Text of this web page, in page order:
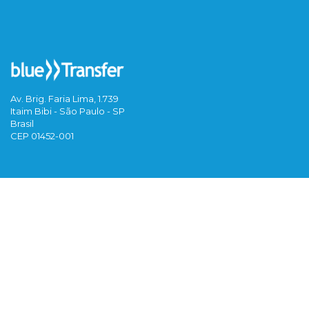
Av. Brig. Faria Lima, 1.739
Itaim Bibi - São Paulo - SP
Brasil
CEP 01452-001